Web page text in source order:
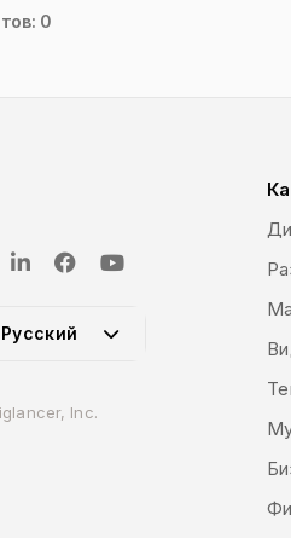
0
Русский
Inc.